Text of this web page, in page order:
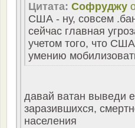
Цитата: Софруджу
США - ну, совсем
сейчас главная
учетом того, что
умению
давай ватан выведи
заразившихся,
населения